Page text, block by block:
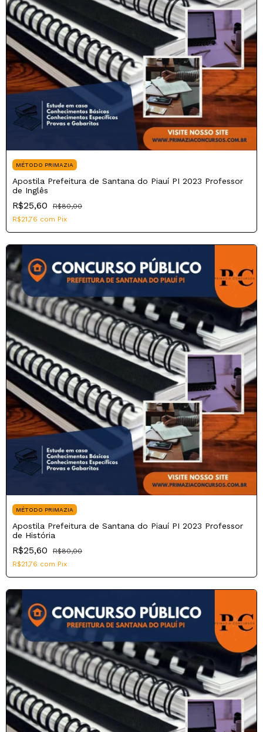
MÉTODO PRIMAZIA
Apostila Prefeitura de Santana do Piauí PI 2023 Professor
de Inglês
R$25,60
R$80,00
R$21,76 com Pix
MÉTODO PRIMAZIA
Apostila Prefeitura de Santana do Piauí PI 2023 Professor
de História
R$25,60
R$80,00
R$21,76 com Pix